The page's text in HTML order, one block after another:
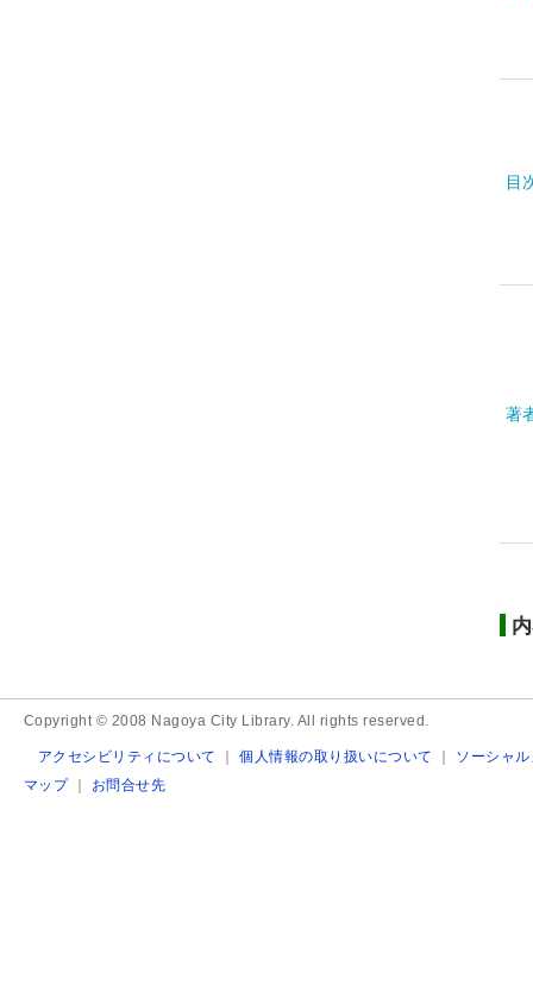
目
著
Copyright © 2008 Nagoya City Library. All rights reserved.
アクセシビリティについて ｜個人情報の取り扱いについて ｜ ソーシャ
マップ｜ お問合せ先